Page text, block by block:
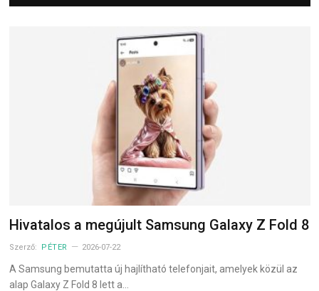
Hivatalos a megújult Samsung Galaxy Z Fold 8
Szerző: PÉTER 2026-07-22
A Samsung bemutatta új hajlítható telefonjait, amelyek közül az
alap Galaxy Z Fold 8 lett a…